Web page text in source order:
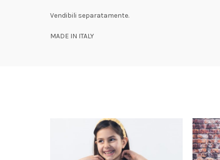
Vendibili separatamente.
MADE IN ITALY